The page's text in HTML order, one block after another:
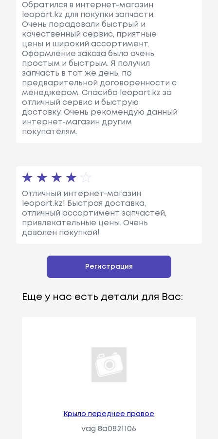
Обратился в интернет-магазин
leopart.kz для покупки запчасти.
Очень порадовали быстрый и
качественный сервис, приятные
цены и широкий ассортимент.
Оформление заказа было очень
простым и быстрым. Я получил
запчасть в тот же день, по
предварительной договоренности с
менеджером. Спасибо leopart.kz за
отличный сервис и быструю
доставку. Очень рекомендую данный
интернет-магазин другим
покупателям.
Отличный интернет-магазин
leopart.kz! Быстрая доставка,
отличный ассортимент запчастей,
привлекательные цены. Очень
доволен покупкой!
Регистрация
Еще у нас есть детали для Вас:
Крыло переднее правое
vag 8a0821106